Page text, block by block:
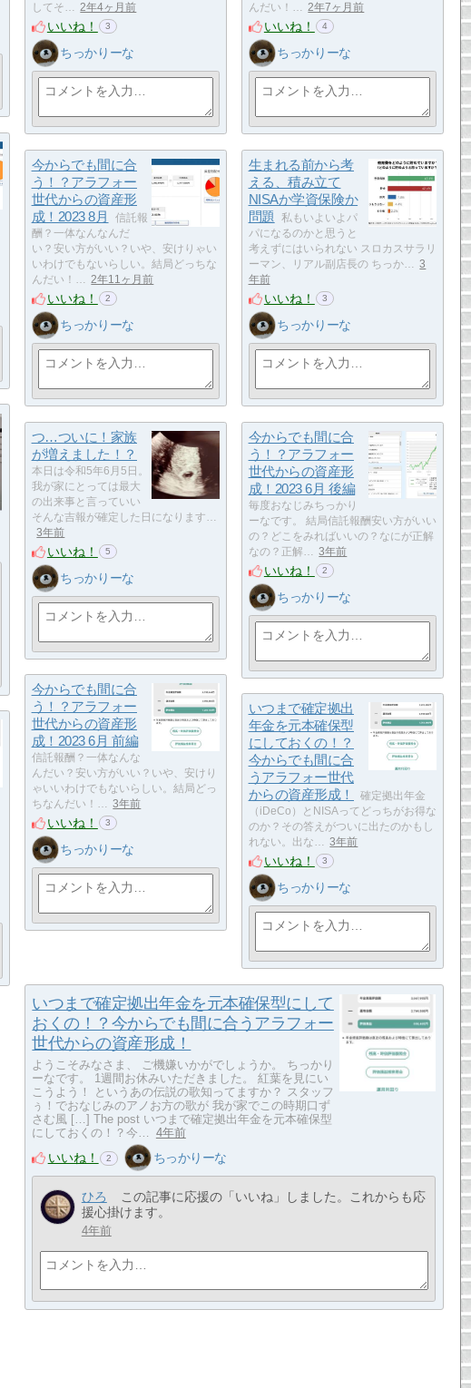
してそ… 2年4ヶ月前
いいね！ 3
ちっかりーな
んだい！… 2年7ヶ月前
いいね！ 4
ちっかりーな
今からでも間に合
う！？アラフォー
世代からの資産形
成！2023 8月
信託報
酬？一体なんなんだ
い？安い方がいい？いや、安けりゃい
いわけでもないらしい。結局どっちな
んだい！… 2年11ヶ月前
いいね！ 2
ちっかりーな
生まれる前から考
える、積み立て
NISAか学資保険か
問題
私もいよいよパ
パになるのかと思うと
考えずにはいられない スロカスサラリ
ーマン、リアル副店長の ちっか… 3
年前
いいね！ 3
ちっかりーな
つ…ついに！家族
が増えました！？
本日は令和5年6月5日。
我が家にとっては最大
の出来事と言っていい
そんな吉報が確定した日になります…
3年前
いいね！ 5
ちっかりーな
今からでも間に合
う！？アラフォー
世代からの資産形
成！2023 6月 後編
毎度おなじみちっかり
ーなです。 結局信託報酬安い方がいい
の？どこをみればいいの？なにが正解
なの？正解… 3年前
いいね！ 2
ちっかりーな
今からでも間に合
う！？アラフォー
世代からの資産形
成！2023 6月 前編
信託報酬？一体なんな
んだい？安い方がいい？いや、安けり
ゃいいわけでもないらしい。結局どっ
ちなんだい！… 3年前
いいね！ 3
ちっかりーな
いつまで確定拠出
年金を元本確保型
にしておくの！？
今からでも間に合
うアラフォー世代
からの資産形成！
確定拠出年金
（iDeCo）とNISAってどっちがお得な
のか？その答えがついに出たのかもし
れない。出な… 3年前
いいね！ 3
ちっかりーな
いつまで確定拠出年金を元本確保型にして
おくの！？今からでも間に合うアラフォー
世代からの資産形成！
ようこそみなさま、 ご機嫌いかがでしょうか。 ちっかり
ーなです。 1週間お休みいただきました。 紅葉を見にい
こうよう！ というあの伝説の歌知ってますか？ スタッフ
ぅ！でおなじみのアノお方の歌が 我が家でこの時期口ず
さむ風 […] The post いつまで確定拠出年金を元本確保型
にしておくの！？今… 4年前
いいね！ 2 ちっかりーな
ひろ
この記事に応援の「いいね」しました。これからも応
援心掛けます。
4年前